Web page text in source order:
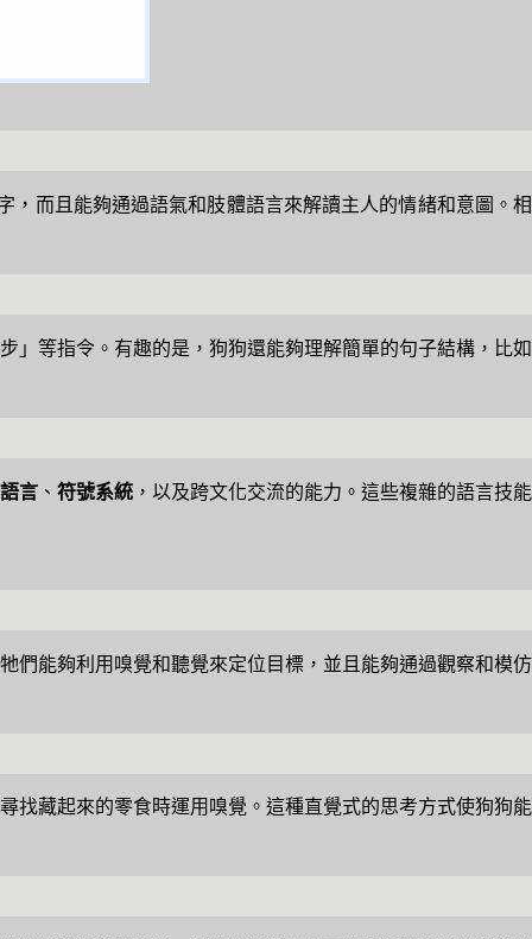
，而且能夠通過語氣和肢體語言來解讀主人的情緒和意圖。相
」等指令。有趣的是，狗狗還能夠理解簡單的句子結構，比如
言 、 符號系統 ，以及跨文化交流的能力。這些複雜的語言技能
們能夠利用嗅覺和聽覺來定位目標，並且能夠通過觀察和模仿
找藏起來的零食時運用嗅覺。這種直覺式的思考方式使狗狗能